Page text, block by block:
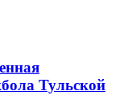
Тульской